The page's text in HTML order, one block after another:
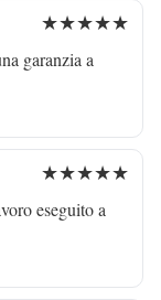
★★★★★
garanzia a
★★★★★
eseguito a